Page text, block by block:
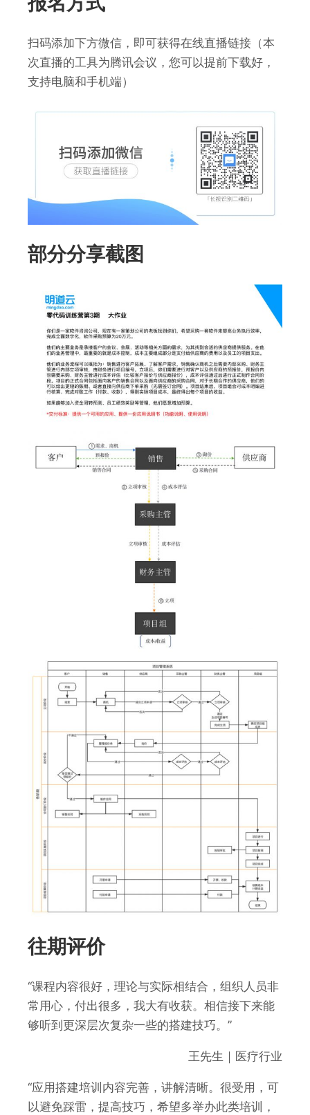
扫码添加下方微信，即可获得在线直播链接（本
次直播的工具为腾讯会议，您可以提前下载好，
支持电脑和手机端）
部分分享截图
往期评价
“课程内容很好，理论与实际相结合，组织人员非
常用心，付出很多，我大有收获。相信接下来能
够听到更深层次复杂一些的搭建技巧。”
王先生｜医疗行业
“应用搭建培训内容完善，讲解清晰。很受用，可
以避免踩雷，提高技巧，希望多举办此类培训，